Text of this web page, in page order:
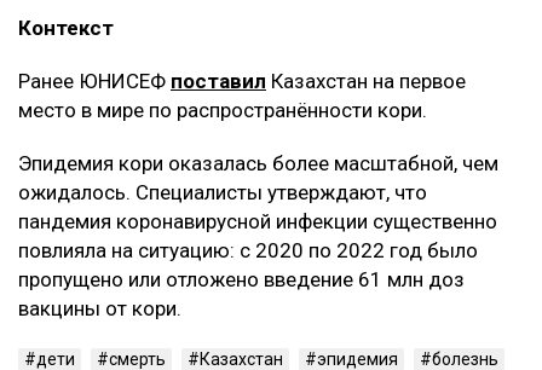
Контекст
Ранее ЮНИСЕФ поставил Казахстан на первое
место в мире по распространённости кори.
Эпидемия кори оказалась более масштабной, чем
ожидалось. Специалисты утверждают, что
пандемия коронавирусной инфекции существенно
повлияла на ситуацию: с 2020 по 2022 год было
пропущено или отложено введение 61 млн доз
вакцины от кори.
дети смерть Казахстан эпидемия
болезнь